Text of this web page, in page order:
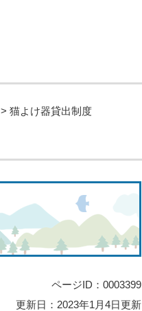
> 猫よけ器貸出制度
ページID：0003399
更新日：2023年1月4日更新